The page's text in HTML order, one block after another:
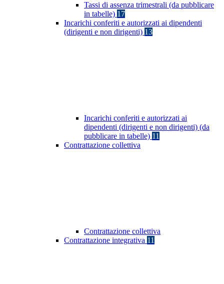
Tassi di assenza trimestrali (da pubblicare
in tabelle) 17
Incarichi conferiti e autorizzati ai dipendenti
(dirigenti e non dirigenti) 13
Incarichi conferiti e autorizzati ai
dipendenti (dirigenti e non dirigenti) (da
pubblicare in tabelle) 11
Contrattazione collettiva
Contrattazione collettiva
Contrattazione integrativa 11